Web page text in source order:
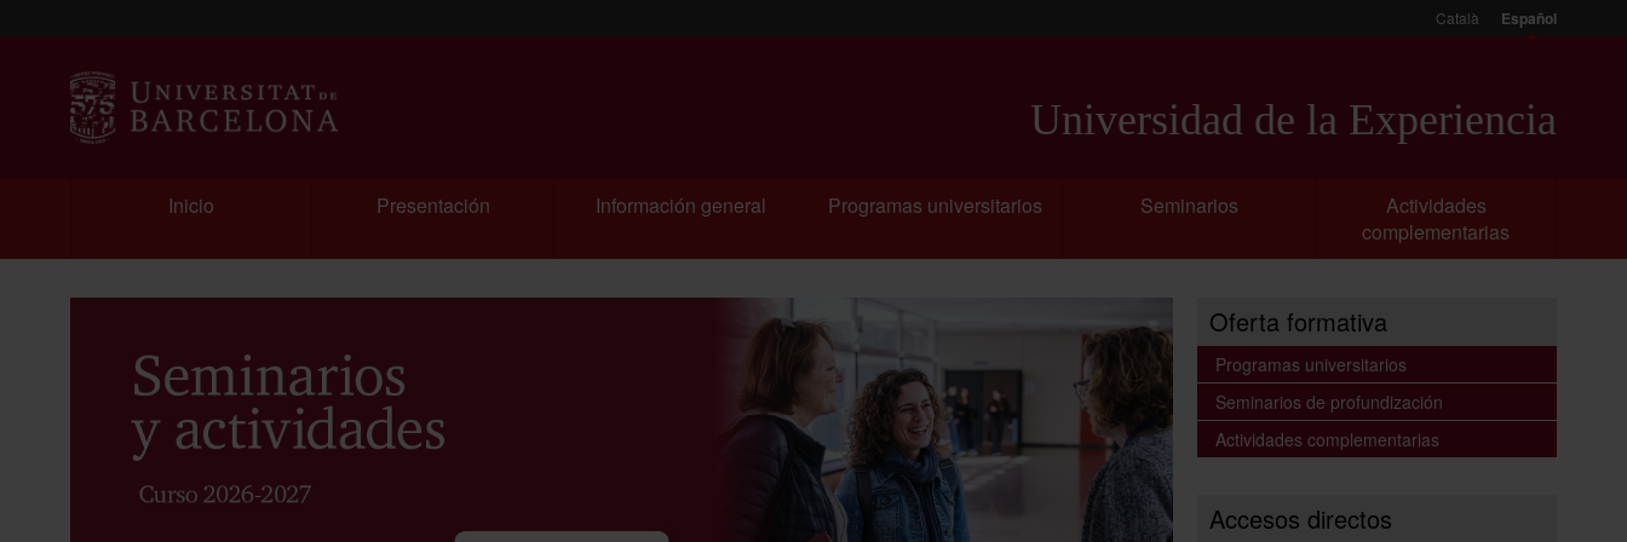
Català Español
Universidad de la Experiencia
Inicio Presentación Información general Programas universitarios Seminarios
Actividades
complementarias
Oferta formativa
Programas universitarios
Seminarios de profundización
Actividades complementarias
Accesos directos